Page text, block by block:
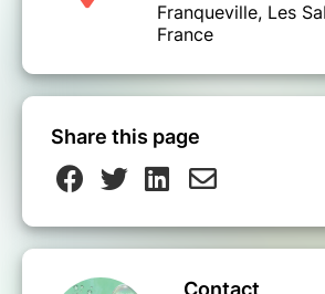
Franqueville, Les
France
Share this page
Contact